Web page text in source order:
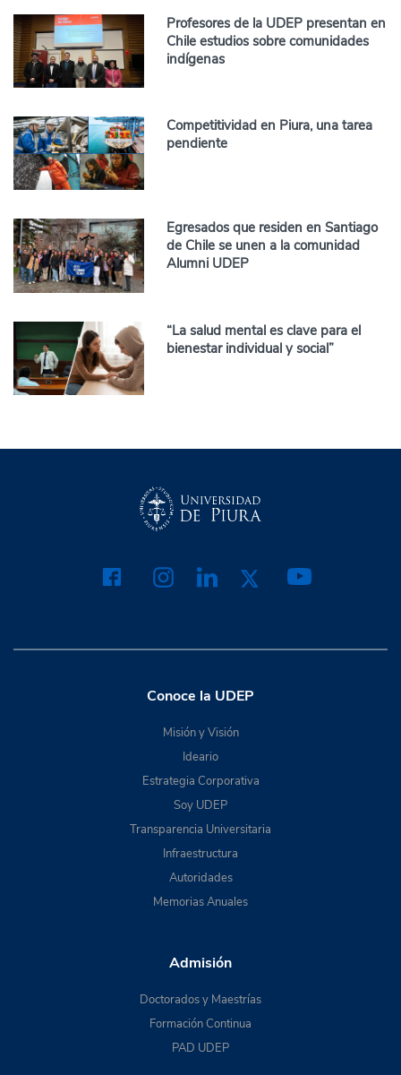
Profesores de la UDEP presentan en
Chile estudios sobre comunidades
indígenas
Competitividad en Piura, una tarea
pendiente
Egresados que residen en Santiago
de Chile se unen a la comunidad
Alumni UDEP
“La salud mental es clave para el
bienestar individual y social”
Conoce la UDEP
Misión y Visión
Ideario
Estrategia Corporativa
Soy UDEP
Transparencia Universitaria
Infraestructura
Autoridades
Memorias Anuales
Admisión
Doctorados y Maestrías
Formación Continua
PAD UDEP